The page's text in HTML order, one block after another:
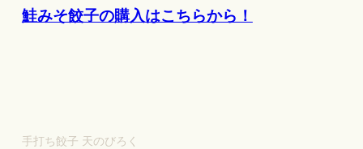
鮭みそ餃子の購入はこちらから！
手打ち餃子 天のびろく